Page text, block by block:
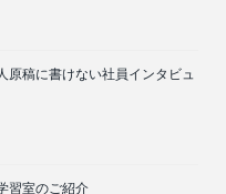
原稿に書けない社員インタビュ
習室のご紹介